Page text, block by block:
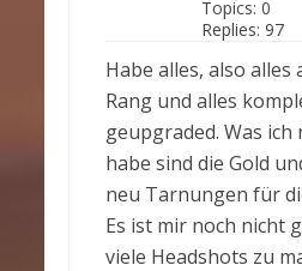
Topics: 0
Replies: 97
Habe alles, also alles
Rang und alles
geupgraded. Was ich
habe sind die Gold
neu Tarnungen für
Es ist mir noch nicht
viele Headshots zu